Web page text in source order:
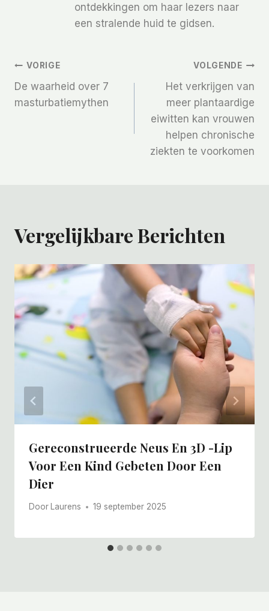
ontdekkingen om haar lezers naar
een stralende huid te gidsen.
Bericht
Navigatie
VORIGE
De waarheid over 7
masturbatiemythen
VOLGENDE
Het verkrijgen van
meer plantaardige
eiwitten kan vrouwen
helpen chronische
ziekten te voorkomen
Vergelijkbare Berichten
Gereconstrueerde Neus En 3D -lip
Voor Een Kind Gebeten Door Een
Dier
Door Laurens 19 september 2025